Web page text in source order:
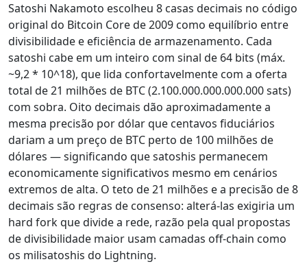
Satoshi Nakamoto escolheu 8 casas decimais no código
original do Bitcoin Core de 2009 como equilíbrio entre
divisibilidade e eficiência de armazenamento. Cada
satoshi cabe em um inteiro com sinal de 64 bits (máx.
~9,2 * 10^18), que lida confortavelmente com a oferta
total de 21 milhões de BTC (2.100.000.000.000.000 sats)
com sobra. Oito decimais dão aproximadamente a
mesma precisão por dólar que centavos fiduciários
dariam a um preço de BTC perto de 100 milhões de
dólares — significando que satoshis permanecem
economicamente significativos mesmo em cenários
extremos de alta. O teto de 21 milhões e a precisão de 8
decimais são regras de consenso: alterá-las exigiria um
hard fork que divide a rede, razão pela qual propostas
de divisibilidade maior usam camadas off-chain como
os milisatoshis do Lightning.